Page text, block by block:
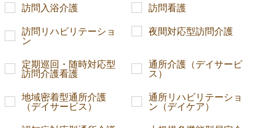
訪問入浴介護 訪問看護
訪問リハビリテーショ
ン
夜間対応型訪問介護
定期巡回・随時対応型
訪問介護看護
通所介護（デイサービ
ス）
地域密着型通所介護
（デイサービス）
通所リハビリテーショ
ン（デイケア）